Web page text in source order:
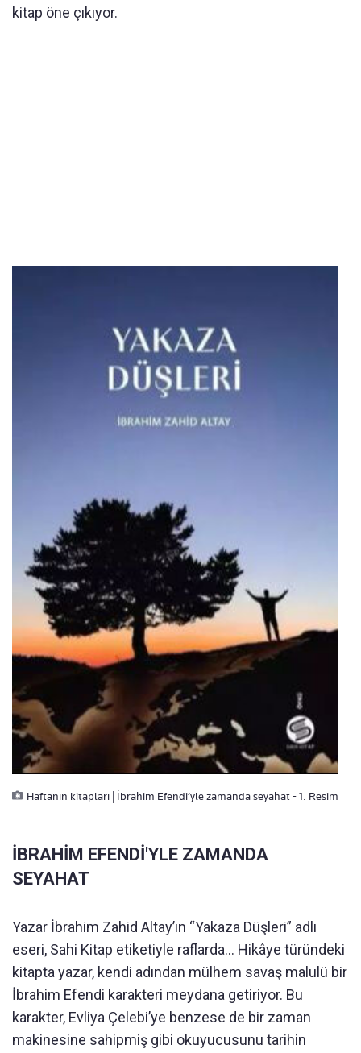
kitap öne çıkıyor.
Haftanın kitapları | İbrahim Efendi’yle zamanda seyahat - 1. Resim
İBRAHİM EFENDİ'YLE ZAMANDA
SEYAHAT
Yazar İbrahim Zahid Altay’ın “Yakaza Düşleri” adlı
eseri, Sahi Kitap etiketiyle raflarda… Hikâye türündeki
kitapta yazar, kendi adından mülhem savaş malulü bir
İbrahim Efendi karakteri meydana getiriyor. Bu
karakter, Evliya Çelebi’ye benzese de bir zaman
makinesine sahipmiş gibi okuyucusunu tarihin